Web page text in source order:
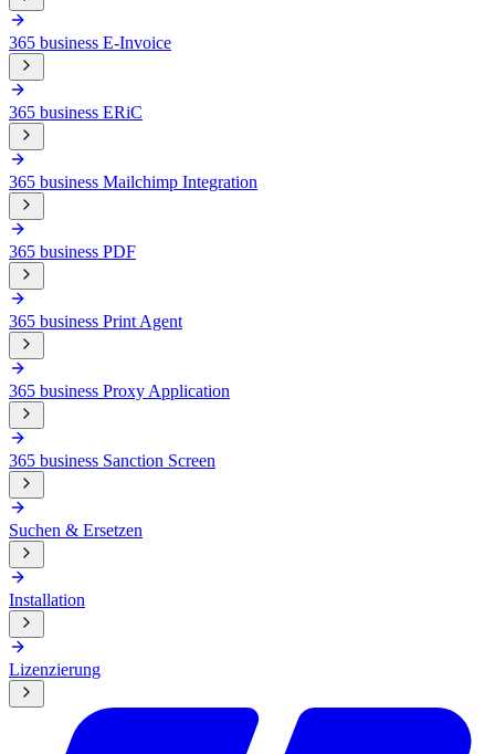
365 business E-Invoice
365 business ERiC
365 business Mailchimp Integration
365 business PDF
365 business Print Agent
365 business Proxy Application
365 business Sanction Screen
Suchen & Ersetzen
Installation
Lizenzierung